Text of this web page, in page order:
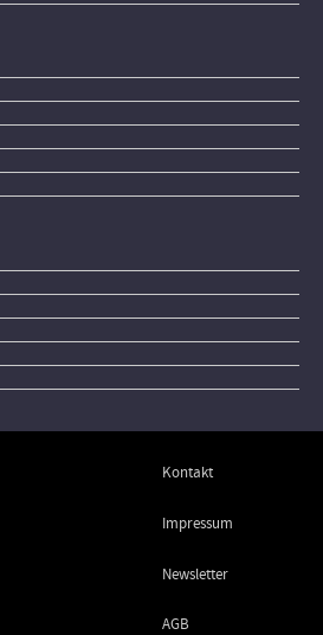
Kontakt
Impressum
Newsletter
AGB